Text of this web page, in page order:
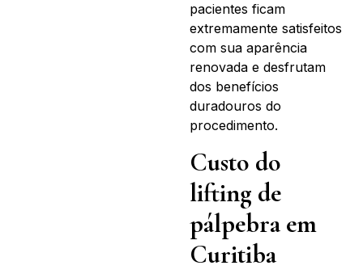
pacientes ficam
extremamente satisfeitos
com sua aparência
renovada e desfrutam
dos benefícios
duradouros do
procedimento.
Custo do
lifting de
pálpebra em
Curitiba